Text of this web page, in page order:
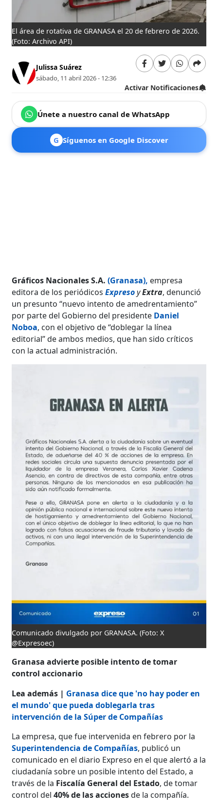
El área de rotativa de GRANASA el 20 de febrero de 2026.
(Foto: Archivo API)
Julissa Suárez
sábado, 11 abril 2026 - 12:36
Activar Notificaciones
Únete a nuestro canal de WhatsApp
G Síguenos en Google Discover
Gráficos Nacionales S.A. (Granasa), empresa
editora de los periódicosExpresoyExtra, denunció
un presunto “nuevo intento de amedrentamiento”
por parte del Gobierno del presidente Daniel
Noboa, con el objetivo de “doblegar la línea
editorial” de ambos medios, que han sido críticos
con la actual administración.
Comunicado divulgado por GRANASA.(Foto: X
@Expresoec)
Granasa advierte posible intento de tomar
control accionario
Lea además | Granasa dice que 'no hay poder en
el mundo' que pueda doblegarla tras
intervención de la Súper de Compañías
La empresa, que fue intervenida en febrero por la
Superintendencia de Compañías, publicó un
comunicado en el diario Expreso en el que alertó a la
ciudadanía sobre un posible intento del Estado, a
través de la Fiscalía General del Estado, de tomar
control del40% de las accionesde la compañía.